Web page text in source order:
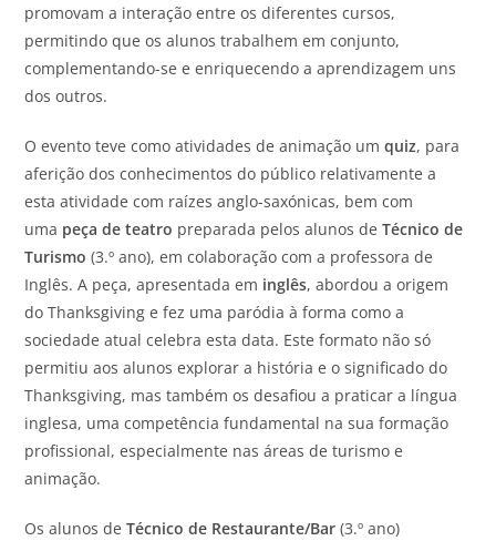
promovam a interação entre os diferentes cursos,
permitindo que os alunos trabalhem em conjunto,
complementando-se e enriquecendo a aprendizagem uns
dos outros.
O evento teve como atividades de animação umquiz, para
aferição dos conhecimentos do público relativamente a
esta atividade com raízes anglo-saxónicas, bem com
uma peça de teatro preparada pelos alunos deTécnico de
Turismo (3.º ano), em colaboração com a professora de
Inglês. A peça, apresentada em inglês, abordou a origem
do Thanksgiving e fez uma paródia à forma como a
sociedade atual celebra esta data. Este formato não só
permitiu aos alunos explorar a história e o significado do
Thanksgiving, mas também os desafiou a praticar a língua
inglesa, uma competência fundamental na sua formação
profissional, especialmente nas áreas de turismo e
animação.
Os alunos deTécnico de Restaurante/Bar (3.º ano)